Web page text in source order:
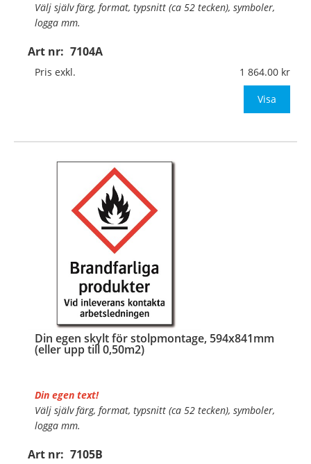
Art nr: 7104A
Välj själv färg, format, typsnitt (ca 52 tecken), symboler,
logga mm.
Material:Plan aluminium, 0,7mm (väggmontage)
Mått:594x841mm (eller annat mått upp till 0,50m²)
Pris exkl. 1 864.00
Visa
Din egen skylt för stolpmontage, 594x841mm
(eller upp till 0,50m2)
Art nr: 7105B
Din egen text!
Välj själv färg, format, typsnitt (ca 52 tecken), symboler,
logga mm.
Material:Kantvikt aluminium, 2mm (stolpmontage)